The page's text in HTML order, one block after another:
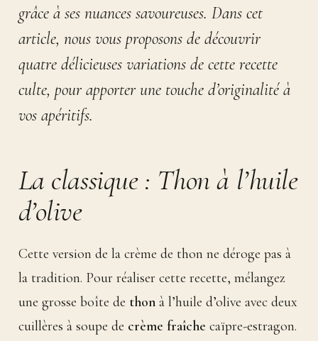
grâce à ses nuances savoureuses. Dans cet
article, nous vous proposons de découvrir
quatre délicieuses variations de cette recette
culte, pour apporter une touche d’originalité à
vos apéritifs.
La classique : Thon à l’huile
d’olive
Cette version de la crème de thon ne déroge pas à
la tradition. Pour réaliser cette recette, mélangez
une grosse boîte de thonà l’huile d’olive avec deux
cuillères à soupe de crème fraîche caïpre-estragon.